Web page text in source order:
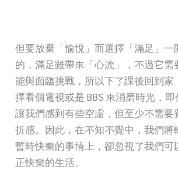
但要放棄「愉悅」而選擇「滿足」一
的，滿足雖帶來「心流」，不過它需
能與面臨挑戰，所以下了課後回到家
擇看個電視或是 BBS 來消磨時光，
讓我們感到有些空虛，但至少不需要
折感。因此，在不知不覺中，我們將
暫時快樂的事情上，卻忽視了我們可
正快樂的生活。